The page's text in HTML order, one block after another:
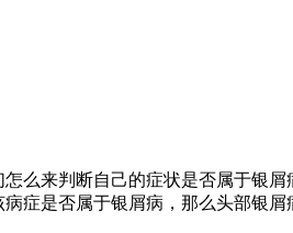
么来判断自己的症状是否属于银
症是否属于银屑病，那么头部银屑